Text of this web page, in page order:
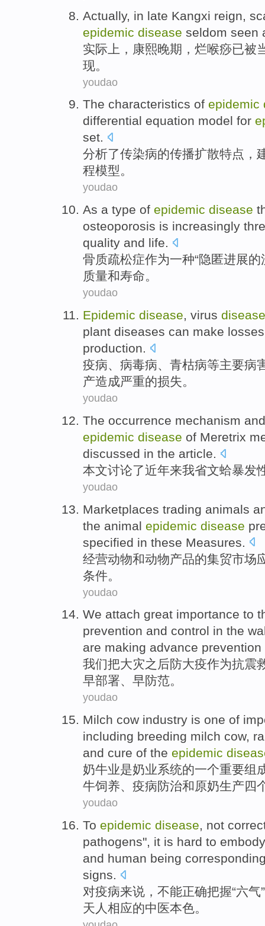
Actually, in late Kangxi reign,
epidemic disease seldom seen
实际上 ， 康熙晚期 ，烂喉痧已被
现。
youdao
The characteristics of epidemic
differential equation model for
set.
分析了传染病的传播扩散特点 ，
程模型。
youdao
As a type of epidemic disease
osteoporosis is increasingly
quality and life.
骨质疏松症作为一种“隐匿进展的
质量和寿命。
youdao
Epidemic disease, virus disease
plant diseases can make losses
production.
疫病、 病毒病、 青枯病等主要病
产造成严重的损失。
youdao
The occurrence mechanism
epidemic disease of Meretrix
discussed in the article.
本文讨论了近年来我省文蛤暴发
youdao
Marketplaces trading animals
the animal epidemic disease
specified in these Measures
经营动物和动物产品的集贸市场
条件。
youdao
We attach great importance to
prevention and control in the
are making advance prevention
我们把大灾之后防大疫作为抗震
早部署、早防范。
youdao
Milch cow industry is one of
including breeding milch cow,
and cure of the epidemic
奶牛业是奶业系统的一个重要组
牛饲养、 疫病防治和 原奶生产四
youdao
To epidemic disease, not
pathogens", it is hard to embody
and human being
signs.
对疫病来说， 不能正确把握“六气
天人 相应的中医本色。